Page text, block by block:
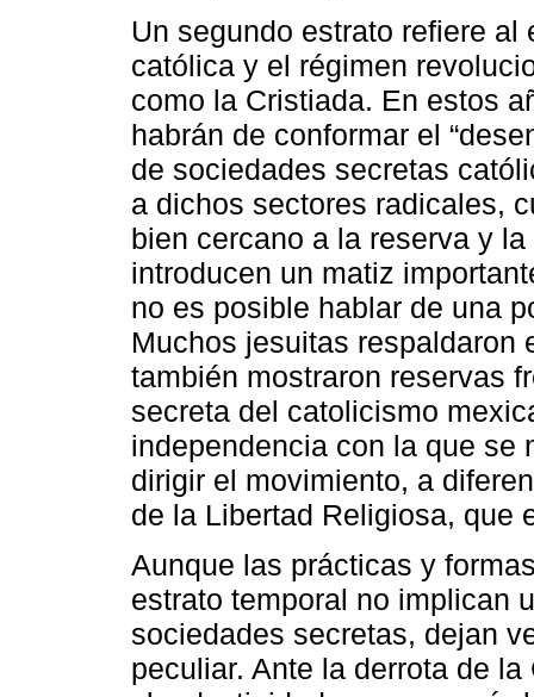
Un segundo estrato refiere
católica y el régimen
como la Cristiada. En estos
habrán de conformar el
de sociedades secretas
a dichos sectores radicales,
bien cercano a la reserva y
introducen un matiz
no es posible hablar de una
Muchos jesuitas respaldaron
también mostraron reservas
secreta del catolicismo
independencia con la que se
dirigir el movimiento, a
de la Libertad Religiosa, que
Aunque las prácticas y
estrato temporal no implican
sociedades secretas, dejan
peculiar. Ante la derrota de